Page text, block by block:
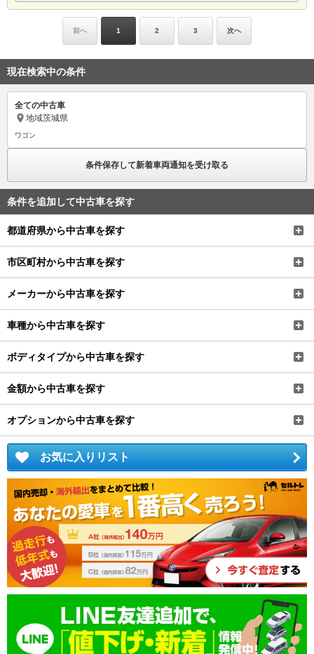
前へ 1 2 3 次へ
現在検索中の条件
全ての中古車
地域茨城県
ワゴン
条件保存して新着車両通知を受け取る
条件を追加して中古車を探す
都道府県から中古車を探す
市区町村から中古車を探す
メーカーから中古車を探す
車種から中古車を探す
ボディタイプから中古車を探す
金額から中古車を探す
オプションから中古車を探す
お気に入りリスト